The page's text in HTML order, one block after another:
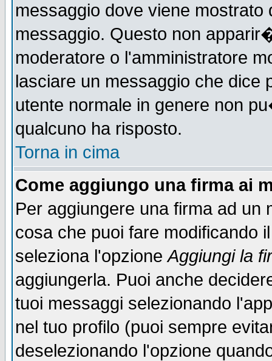
messaggio dove viene mostrato
messaggio. Questo non
moderatore o l'amministratore
lasciare un messaggio che
utente normale in genere non
qualcuno ha risposto.
Torna in cima
Come aggiungo una firma ai
Per aggiungere una firma ad un
cosa che puoi fare modificando
seleziona l'opzioneAggiungi la
aggiungerla. Puoi anche
tuoi messaggi selezionando
nel tuo profilo (puoi sempre
deselezionando l'opzione